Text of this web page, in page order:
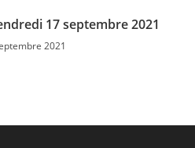
17 septembre 2021
2021